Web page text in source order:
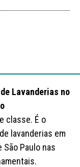
Lavanderias no
classe. É o
lavanderias em
Paulo nas